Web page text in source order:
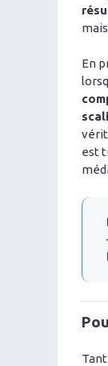
En
est